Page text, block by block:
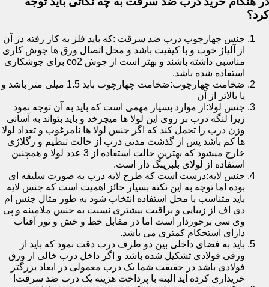
کرد؟
جنس چهارچوب درب ضد سرقت :که باید فلز به کار رفته در آن
از آلیاژ خوب و با کیفیت باشد و محل اتصال ورق ها جوش کاری
مناسبی داشته باشند و بهتر است از جوش co2 برای جوشکاری
استفاده شده باشد.
ضخامت چهارچوب:ضخامت چهارچوب باید 1.5 میلی متر باشد و
یا بالاتر از آن
جنس لولا:از موارد بسیار مهمی است که باید به آن توجه نمود
زیرا لنگه درب بر روی این لولا ها میچرخد و باید بتواند به آسانی
وزن درب را تحمل کند که اگر جنس لولا ها نامرغوب و تعداد لولا
ها کم باشد پس از گذشت مدتی درب از حالت تنظیم و رگلاژی
خارج میشود که بهترین حالت استفاده از 3 عدد لولا و همچنین
استفاده از لولای بلبرینگ دار است.
جنس لایه:درست است که طرح لایه درب به صورت سلیقه ای
بوده اما توجه به این نکته بسیار حائز اهمیت است که جنس لایه
باید متناسب با محل استفاده انتخاب شود به طور مثال جنس ام
دی اف از زیبایی و براقیت بیشتری نسبت به جنس ملامینه و پی
وی سی برخوردار است اما در مقابل خط و خش و نور آفتاب
دارای استحکام کمتری می باشد.
باید به فضای داخلی بین دو طرف درب دقت نمود که باید از
ورقی فولادی تشکیل شده باشد و اگر داخل درب خالی از ورق
فولادی باشد در حقیقت شما یک درب معمولی در ابعاد بزرگتر
خریداری کرده اید البته با پرداخت هزینه یک درب ضد سرقت!